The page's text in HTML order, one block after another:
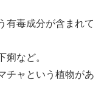
有毒成分が含まれて
痢など。
チャという植物があ